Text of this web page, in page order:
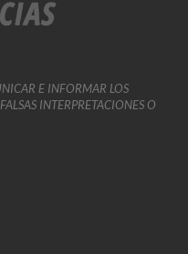
E INFORMAR LOS
INTERPRETACIONES O